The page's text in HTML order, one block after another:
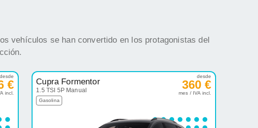
vehículos se han convertido en los protagonistas del
desde
€
incl.
Cupra Formentor
1.5 TSI 5P Manual
Gasolina
desde
360 €
mes / IVA incl.